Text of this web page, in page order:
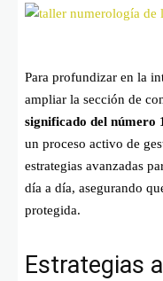
Para profundizar en la
ampliar la sección de
significado del número
un proceso activo de
estrategias avanzadas
día a día, asegurando
protegida.
Estrategias